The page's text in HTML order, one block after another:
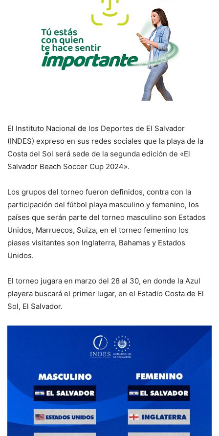
El Instituto Nacional de los Deportes de El Salvador
(INDES) expreso en sus redes sociales que la playa de la
Costa del Sol será sede de la segunda edición de «El
Salvador Beach Soccer Cup 2024».
Los grupos del torneo fueron definidos, contra con la
participación del fútbol playa masculino y femenino, los
países que serán parte del torneo masculino son Estados
Unidos, Marruecos, Suiza, en el torneo femenino los
piases visitantes son Inglaterra, Bahamas y Estados
Unidos.
El torneo jugara en marzo del 28 al 30, en donde la Azul
playera buscará el primer lugar, en el Estadio Costa de El
Sol, El Salvador.